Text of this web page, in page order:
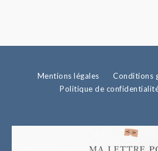
Mentions légales
Conditions
Politique de